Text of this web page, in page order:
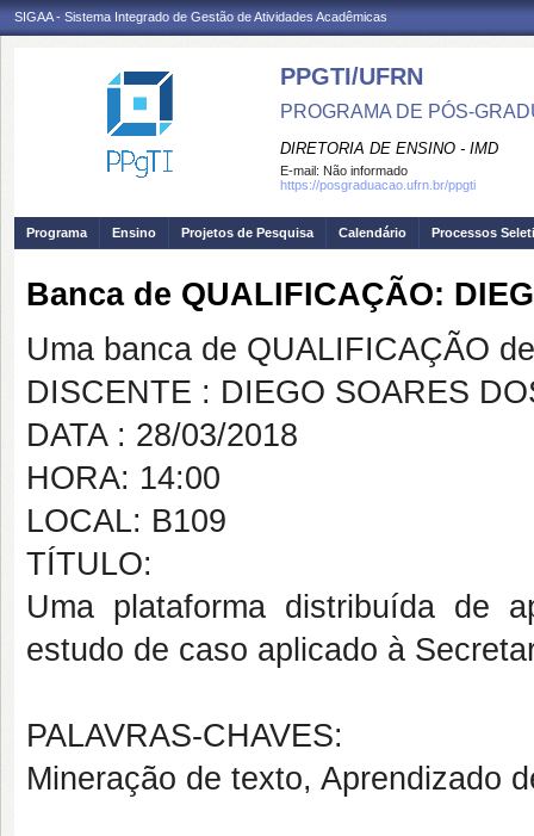
SIGAA - Sistema Integrado de Gestão de Atividades Acadêmicas
PPGTI/UFRN
PROGRAMA DE PÓS-
DIRETORIA DE ENSINO - IMD
E-mail: Não informado
https://posgraduacao.ufrn.br/ppgti
Programa Ensino Projetos de Pesquisa Calendário Processos
Banca de QUALIFICAÇÃO:
Uma banca de QUALIFICAÇÃO
DISCENTE : DIEGO SOARES
DATA : 28/03/2018
HORA: 14:00
LOCAL: B109
TÍTULO:
Uma plataforma distribuída de
estudo de caso aplicado à
PALAVRAS-CHAVES:
Mineração de texto, Aprendizado